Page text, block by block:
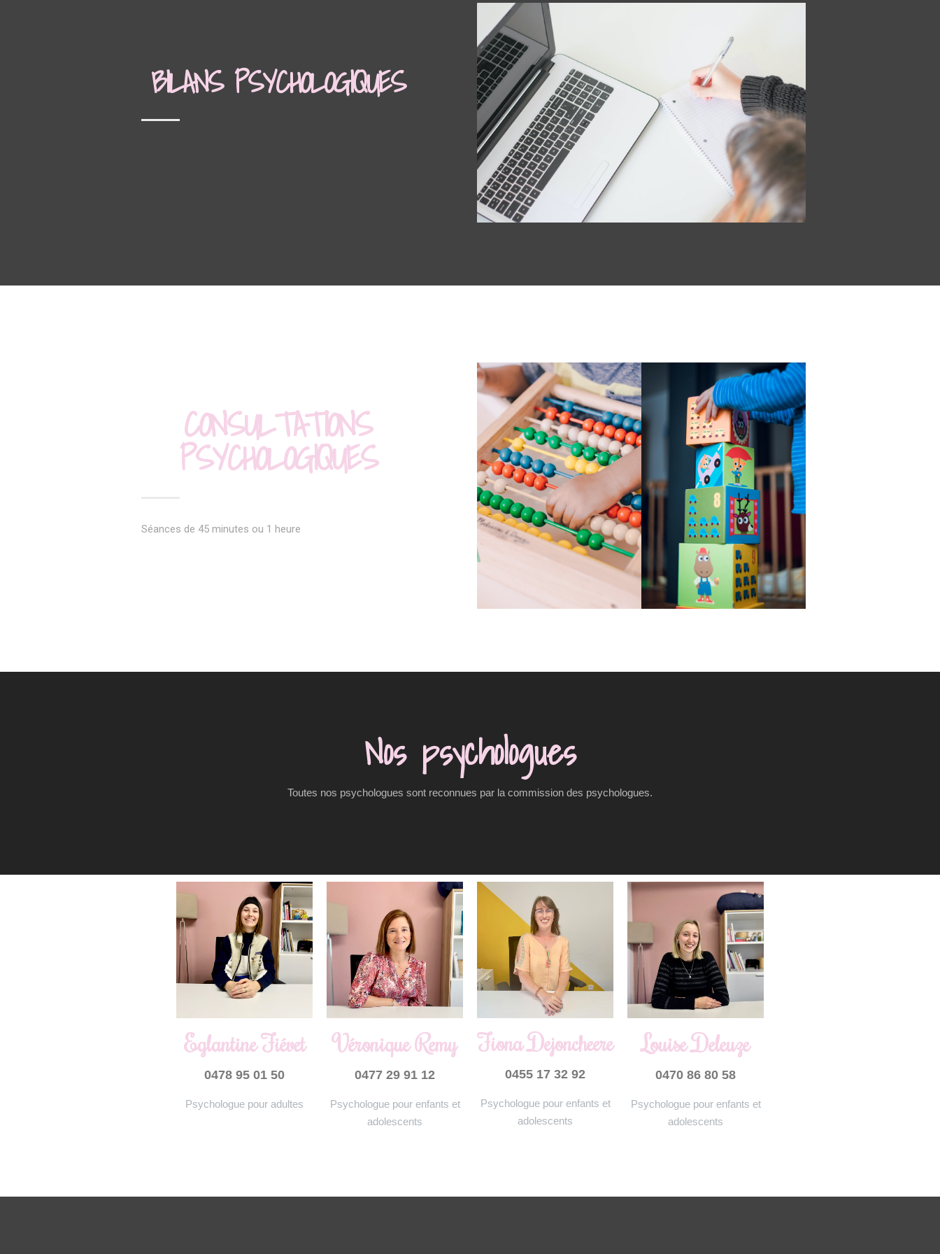
BILANS PSYCHOLOGIQUES
CONSULTATIONS
PSYCHOLOGIQUES
Séances de 45 minutes ou 1 heure
Nos psychologues
Toutes nos psychologues sont reconnues par la commission des psychologues.
Eglantine Fiévet
0478 95 01 50
Psychologue pour adultes
Véronique Remy
0477 29 91 12
Psychologue pour enfants et
adolescents
Fiona Dejoncheere
0455 17 32 92
Psychologue pour enfants et
adolescents
Louise Deleuze
0470 86 80 58
Psychologue pour enfants et
adolescents